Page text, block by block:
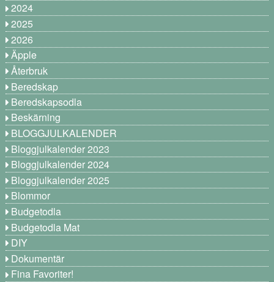
2024
2025
2026
Äpple
Återbruk
Beredskap
Beredskapsodla
Beskärning
BLOGGJULKALENDER
Bloggjulkalender 2023
Bloggjulkalender 2024
Bloggjulkalender 2025
Blommor
Budgetodla
Budgetodla Mat
DIY
Dokumentär
Fina Favoriter!